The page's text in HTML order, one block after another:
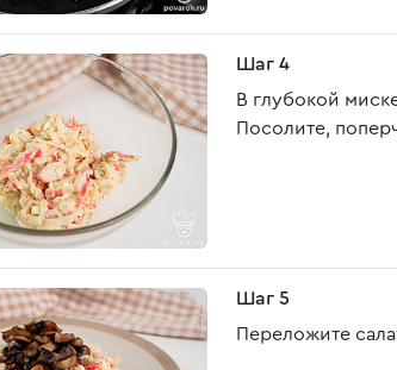
Шаг 4
В глубокой
Посолите,
Шаг 5
Переложите